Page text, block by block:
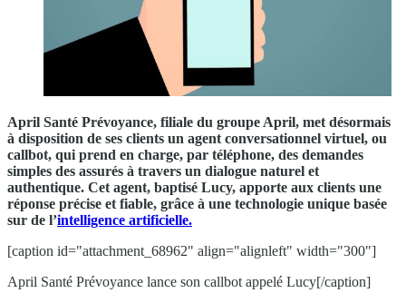
April Santé Prévoyance, filiale du groupe April, met désormais
à disposition de ses clients un agent conversationnel virtuel, ou
callbot, qui prend en charge, par téléphone, des demandes
simples des assurés à travers un dialogue naturel et
authentique. Cet agent, baptisé Lucy, apporte aux clients une
réponse précise et fiable, grâce à une technologie unique basée
sur de l’intelligence artificielle.
[caption id="attachment_68962" align="alignleft" width="300"]
April Santé Prévoyance lance son callbot appelé Lucy[/caption]